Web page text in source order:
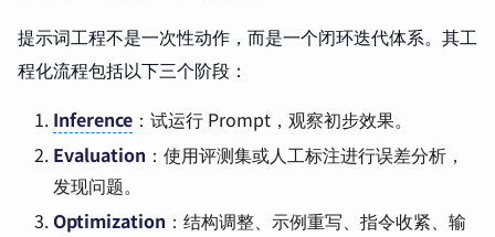
提示词工程不是一次性动作，而是一个闭环迭代体系。其工
程化流程包括以下三个阶段：
Inference ：试运行 Prompt，观察初步效果。
Evaluation ：使用评测集或人工标注进行误差分析，
发现问题。
Optimization ：结构调整、示例重写、指令收紧、输